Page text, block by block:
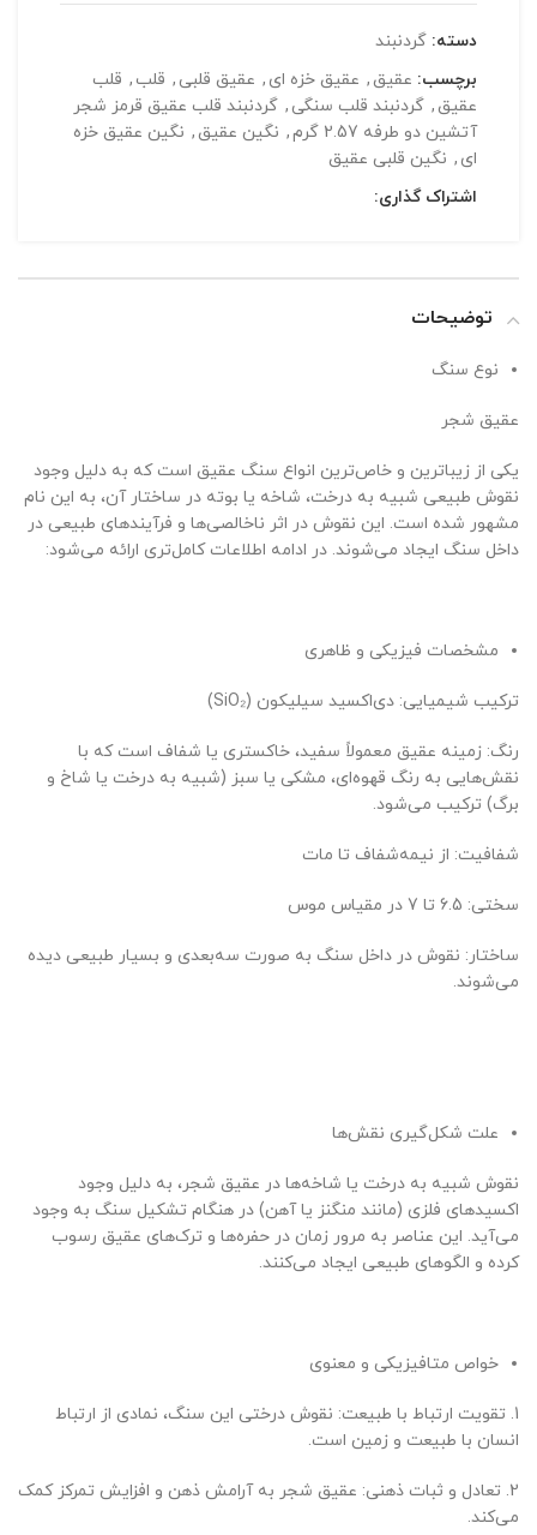
دسته: گردنبند
برچسب: عقیق, عقیق خزه ای , عقیق قلبی , قلب , قلب
عقیق, گردنبند قلب سنگی , گردنبند قلب عقیق قرمز شجر
آتشین دو طرفه 2.57 گرم
, نگین عقیق, نگین عقیق خزه
ای , نگین قلبی عقیق
اشتراک گذاری:
توضیحات
نوع سنگ
عقیق شجر
یکی از زیباترین و خاص‌ترین انواع سنگ عقیق است که به دلیل وجود
نقوش طبیعی شبیه به درخت، شاخه یا بوته در ساختار آن، به این نام
مشهور شده است. این نقوش در اثر ناخالصی‌ها و فرآیندهای طبیعی در
داخل سنگ ایجاد می‌شوند. در ادامه اطلاعات کامل‌تری ارائه می‌شود:
مشخصات فیزیکی و ظاهری
ترکیب شیمیایی: دی‌اکسید سیلیکون (SiO₂)
رنگ: زمینه عقیق معمولاً سفید، خاکستری یا شفاف است که با
نقش‌هایی به رنگ قهوه‌ای، مشکی یا سبز (شبیه به درخت یا شاخ و
برگ) ترکیب می‌شود.
شفافیت: از نیمه‌شفاف تا مات
سختی: 6.5 تا 7 در مقیاس موس
ساختار: نقوش در داخل سنگ به صورت سه‌بعدی و بسیار طبیعی دیده
می‌شوند.
علت شکل‌گیری نقش‌ها
نقوش شبیه به درخت یا شاخه‌ها در عقیق شجر، به دلیل وجود
اکسیدهای فلزی (مانند منگنز یا آهن) در هنگام تشکیل سنگ به وجود
می‌آید. این عناصر به مرور زمان در حفره‌ها و ترک‌های عقیق رسوب
کرده و الگوهای طبیعی ایجاد می‌کنند.
خواص متافیزیکی و معنوی
1. تقویت ارتباط با طبیعت: نقوش درختی این سنگ، نمادی از ارتباط
انسان با طبیعت و زمین است.
2. تعادل و ثبات ذهنی: عقیق شجر به آرامش ذهن و افزایش تمرکز کمک
می‌کند.